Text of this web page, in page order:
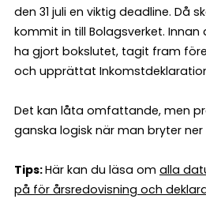
den 31 juli en viktig deadline. Då
kommit in till Bolagsverket.
ha gjort bokslutet, tagit fram
och upprättat
Det kan låta omfattande, men
ganska logisk när man bryter
Tips:Här kan du läsa om alla
på för årsredovisning och